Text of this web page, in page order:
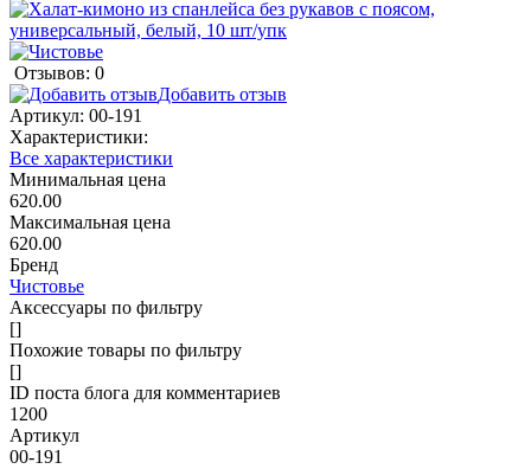
Отзывов: 0
Добавить отзыв
Артикул: 00-191
Характеристики:
Все характеристики
Минимальная цена
620.00
Максимальная цена
620.00
Бренд
Чистовье
Аксессуары по фильтру
[]
Похожие товары по фильтру
[]
ID поста блога для комментариев
1200
Артикул
00-191